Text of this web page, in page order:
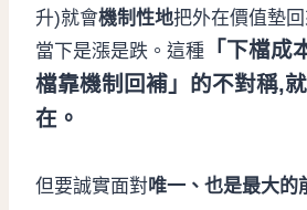
升)就會機制性地把外在價值墊
當下是漲是跌。這種
「下檔成
檔靠機制回補」的不對稱,
在。
但要誠實面對唯一、也是最大的